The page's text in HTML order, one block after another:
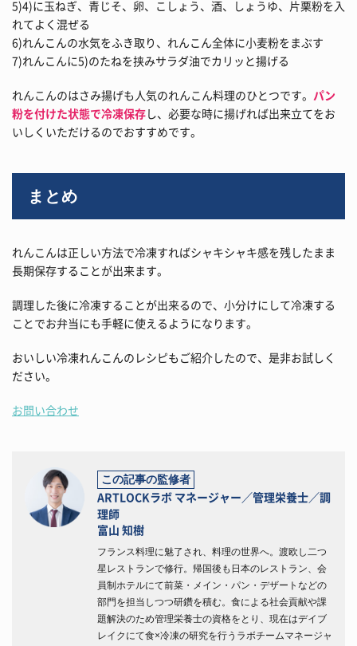
5)4)に玉ねぎ、青じそ、卵、こしょう、酒、しょうゆ、片栗粉を入
れてよく混ぜる
6)れんこんの水気をふき取り、れんこん全体に小麦粉をまぶす
7)れんこんに5)のたねを挟みサラダ油でカリッと揚げる
れんこんのはさみ揚げも人気のれんこん料理のひとつです。 パン
粉を付けた状態で冷凍保存し、必要な時に揚げれば出来立てをお
いしくいただけるのでおすすめです。
まとめ
れんこんは正しい方法で冷凍すればシャキシャキ感を残したまま
長期保存することが出来ます。
調理した後に冷凍することが出来るので、小分けにして冷凍する
ことでお弁当にも手軽に使えるようになります。
おいしい冷凍れんこんのレシピもご紹介したので、是非お試しく
ださい。
お問い合わせ
この記事の監修者
ARTLOCKラボ マネージャー／管理栄養士／調
理師
富山 知樹
フランス料理に魅了され、料理の世界へ。渡欧し二つ
星レストランで修行。帰国後も日本のレストラン、会
員制ホテルにて前菜・メイン・パン・デザートなどの
部門を担当しつつ研鑽を積む。食による社会貢献や課
題解決のため管理栄養士の資格をとり、現在はデイブ
レイクにて食×冷凍の研究を行うラボチームマネージャ